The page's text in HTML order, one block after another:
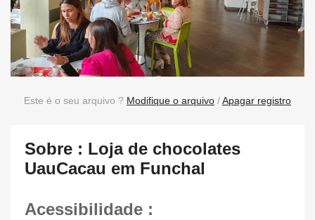
Este é o seu arquivo ? Modifique o arquivo /Apagar registro
Sobre : Loja de chocolates
UauCacau em Funchal
Acessibilidade :